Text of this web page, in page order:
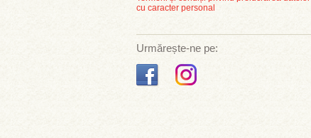
cu caracter personal
Urmărește-ne pe: